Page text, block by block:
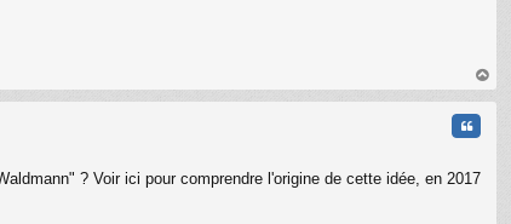
au
? Voir ici pour comprendre l'origine de cette idée, en 2017